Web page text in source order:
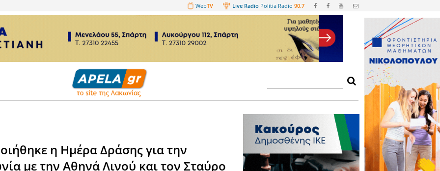
Web TV Live Radio